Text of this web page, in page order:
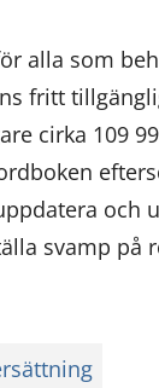
alla som
fritt
cirka 109
och
svamp på